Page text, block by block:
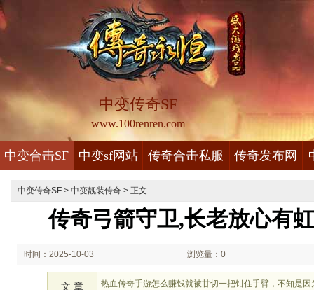
中变传奇SF
www.100renren.com
中变合击SF 中变sf网站 传奇合击私服 传奇发布网
中变传奇SF > 中变靓装传奇 > 正文
传奇弓箭守卫,长老放心有
时间：2025-10-03 浏览量：0
文 章
热血传奇手游怎么赚钱就被甘切一把钳住手臂，不知是